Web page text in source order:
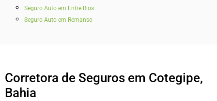
Seguro Auto em Entre Rios
Seguro Auto em Remanso
Corretora de Seguros em Cotegipe,
Bahia